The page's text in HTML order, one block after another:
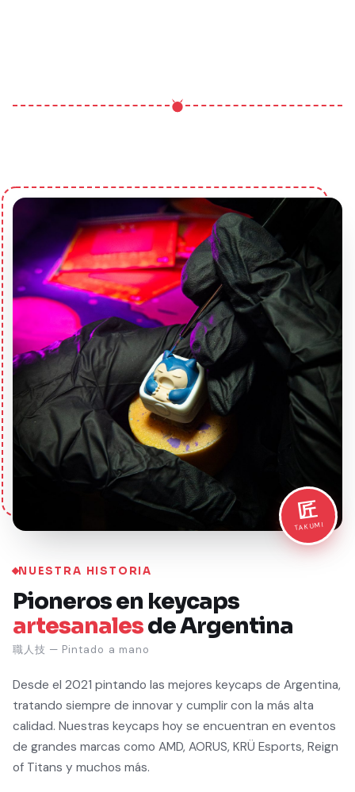
匠
TAKUMI
NUESTRA HISTORIA
Pioneros en keycaps
artesanalesde Argentina
職人技 — Pintado a mano
Desde el 2021 pintando las mejores keycaps de Argentina,
tratando siempre de innovar y cumplir con la más alta
calidad. Nuestras keycaps hoy se encuentran en eventos
de grandes marcas como AMD, AORUS, KRÜ Esports, Reign
of Titans y muchos más.